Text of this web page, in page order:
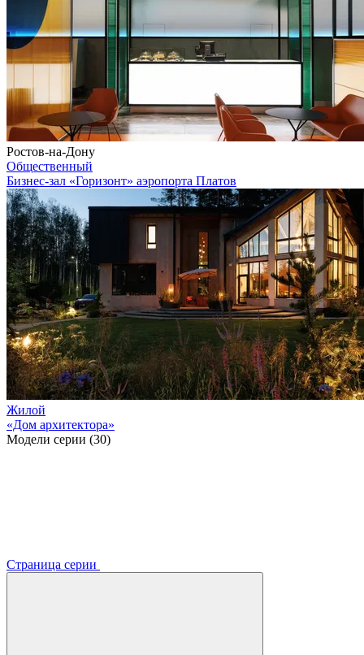
Ростов-на-Дону
Общественный
Бизнес-зал «Горизонт» аэропорта Платов
Жилой
«Дом архитектора»
Модели серии (30)
Страница серии